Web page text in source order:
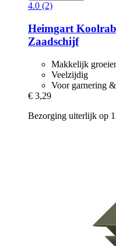
4.0 (2)
Heimgart
Zaadschijf
Makkelijk
Veelzijdig
Voor garnering
€ 3,29
Bezorging uiterlijk op